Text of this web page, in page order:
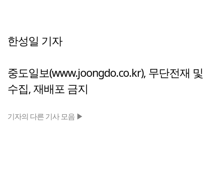
한성일 기자
중도일보(www.joongdo.co.kr), 무단전재 및
수집, 재배포 금지
기자의 다른 기사 모음 ▶